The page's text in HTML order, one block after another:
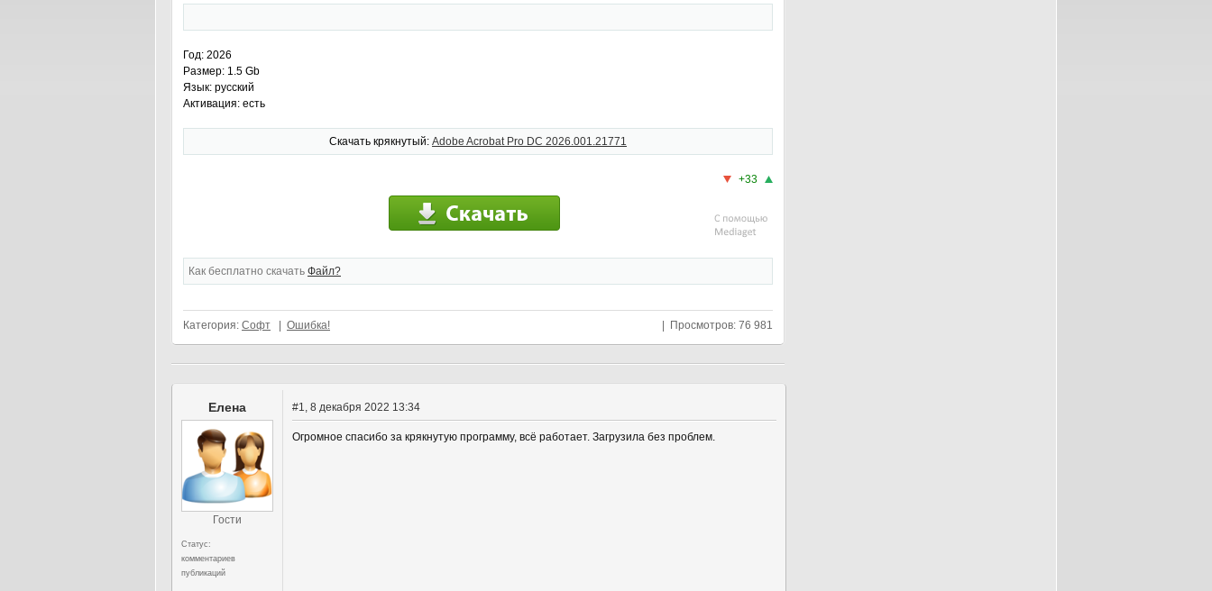
Год: 2026
Размер: 1.5 Gb
Язык: русский
Активация: есть
Скачать крякнутый: Adobe Acrobat Pro DC 2026.001.21771
+33
Как бесплатно скачать Файл?
Категория: Софт Ошибка! | Просмотров: 76 981
Елена
Гости
Статус:
комментариев
публикаций
#1, 8 декабря 2022 13:34
Огромное спасибо за крякнутую программу, всё работает. Загрузила без проблем.